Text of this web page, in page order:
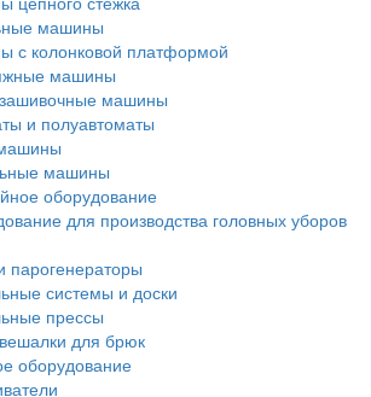
машины
с колонковой платформой
машины
машины
и полуавтоматы
машины
оборудование
для производства головных уборов
парогенераторы
системы и доски
прессы
для брюк
оборудование